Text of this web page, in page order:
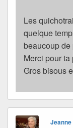
Les
quelque
beaucoup de
Merci pour ta
Gros bisous
Jeanne